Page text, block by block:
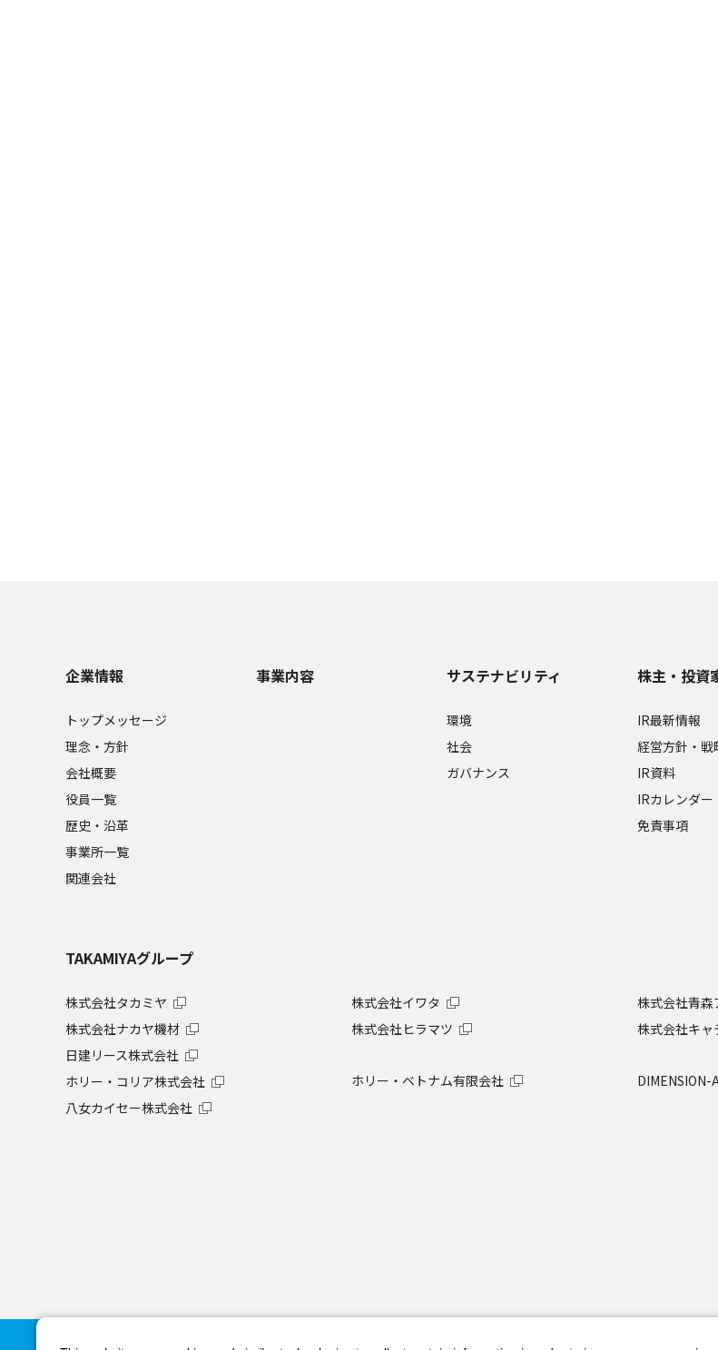
企業情報
トップメッセージ
理念・方針
会社概要
役員一覧
歴史・沿革
事業所一覧
関連会社
事業内容 サステナビリティ
環境
社会
ガバナンス
株主・投資
IR最新情報
経営方針・戦
IR資料
IRカレンダー
免責事項
TAKAMIYAグループ
株式会社タカミヤ
株式会社ナカヤ機材
日建リース株式会社
ホリー・コリア株式会社
八女カイセー株式会社
株式会社イワタ
株式会社ヒラマツ
ホリー・ベトナム有限会社
株式会社青森
株式会社キャ
DIMENSION-